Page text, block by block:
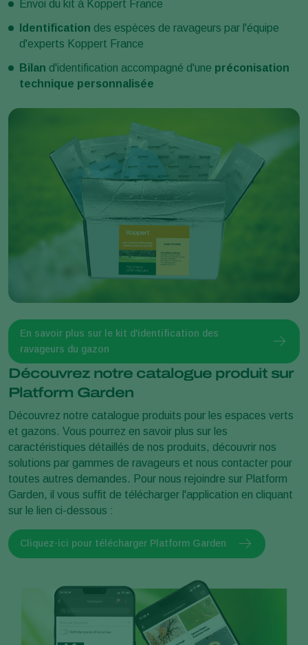
Envoi du kit à Koppert France
Identification des espèces de ravageurs par l'équipe
d'experts Koppert France
Bilan d'identification accompagné d'une préconisation
technique personnalisée
En savoir plus sur le kit d'identification des
ravageurs du gazon
Découvrez notre catalogue produit sur
Platform Garden
Découvrez notre catalogue produits pour les espaces verts
et gazons. Vous pourrez en savoir plus sur les
caractéristiques détaillés de nos produits, découvrir nos
solutions par gammes de ravageurs et nous contacter pour
toutes autres demandes. Pour nous rejoindre sur Platform
Garden, il vous suffit de télécharger l'application en cliquant
sur le lien ci-dessous :
Cliquez-ici pour télécharger Platform Garden